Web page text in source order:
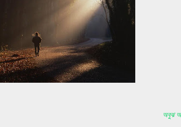
অবুঝ